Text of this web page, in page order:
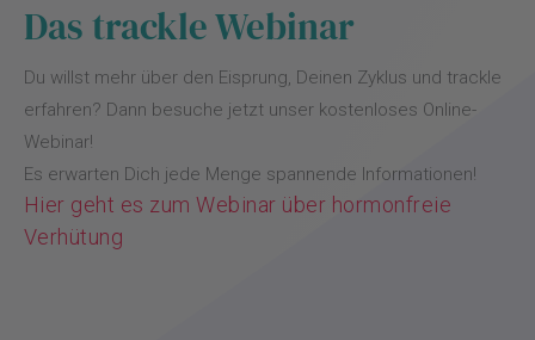
Das trackle Webinar
Du willst mehr über den Eisprung, Deinen Zyklus und trackle
erfahren? Dann besuche jetzt unser kostenloses Online-
Webinar!
Es erwarten Dich jede Menge spannende Informationen!
Hier geht es zum Webinar über hormonfreie
Verhütung